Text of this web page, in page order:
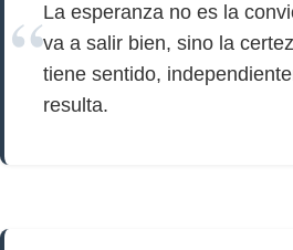
La esperanza no es la
va a salir bien, sino la
tiene sentido,
resulta.